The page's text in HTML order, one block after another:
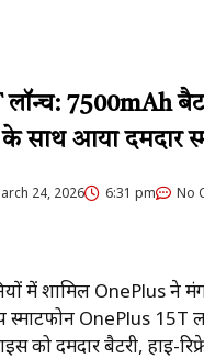
लॉन्च: 7500mAh
साथ आया दमदार
24, 2026 6:31 pm No
में शामिल OnePlusने
OnePlus 15T
को दमदार बैटरी, हाई-